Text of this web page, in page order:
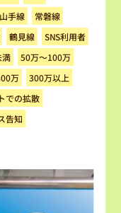
山手線
常磐線
鶴見線 SNS利用者
満 50万～100万
万 300万以上
での拡散
告知